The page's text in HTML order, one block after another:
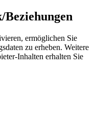
ermöglichen Sie
zu erheben. Weitere
Inhalten erhalten Sie